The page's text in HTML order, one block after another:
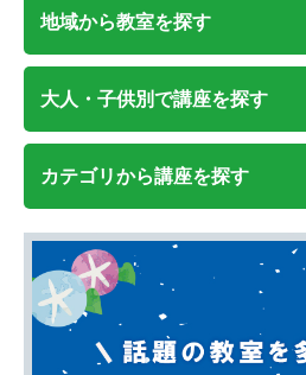
地域から教室を探す
大人・子供別で講座を探す
カテゴリから講座を探す